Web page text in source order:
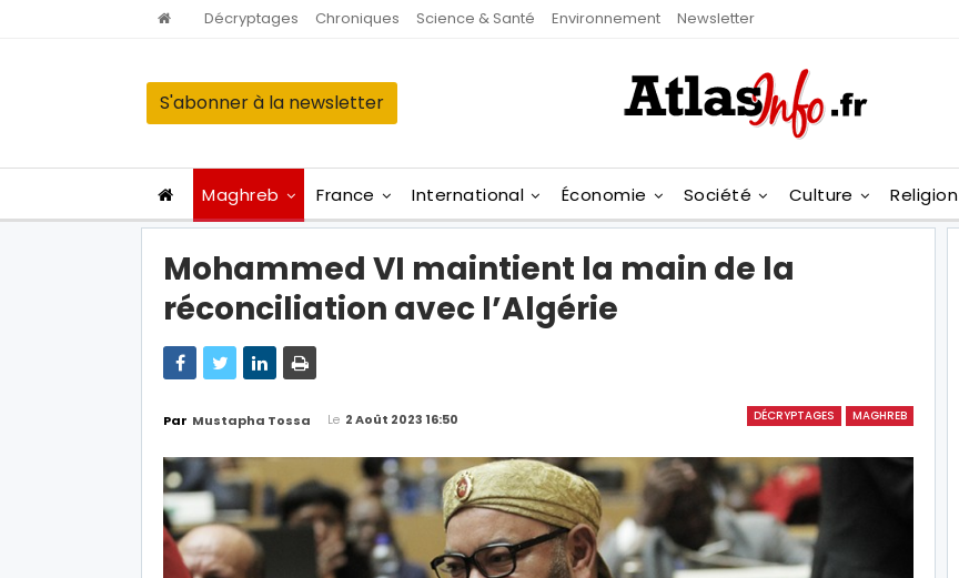
Décryptages Chroniques Science & Santé Environnement Newsletter
S'abonner à la newsletter
Maghreb France International Économie Société Culture Religion
Mohammed VI maintient la main de la
réconciliation avec l’Algérie
DÉCRYPTAGES MAGHREB
Par Mustapha Tossa Le 2 Août 2023 16:50